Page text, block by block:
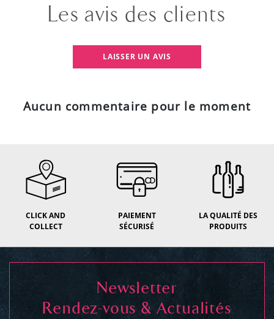
Les avis des clients
LAISSER UN AVIS
Aucun commentaire pour le moment
CLICK AND
COLLECT
PAIEMENT
SÉCURISÉ
LA QUALITÉ DES
PRODUITS
Newsletter
Rendez-vous & Actualités